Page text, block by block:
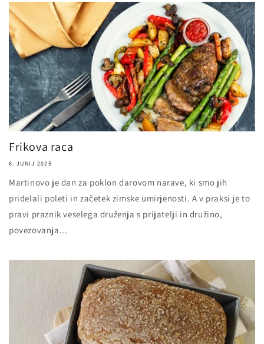
Frikova raca
6. JUNIJ 2025
Martinovo je dan za poklon darovom narave, ki smo jih
pridelali poleti in začetek zimske umirjenosti. A v praksi je to
pravi praznik veselega druženja s prijatelji in družino,
povezovanja...